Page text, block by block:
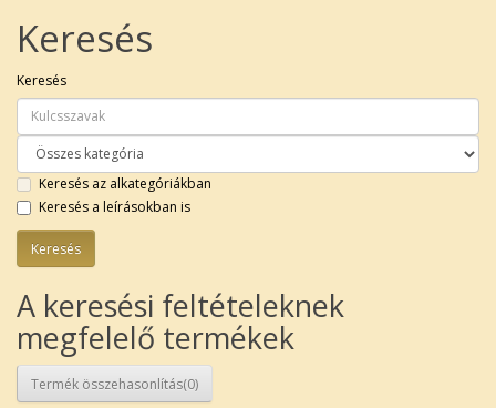
Keresés
Keresés
Keresés az alkategóriákban
Keresés a leírásokban is
A keresési feltételeknek
megfelelő termékek
Termék összehasonlítás(0)